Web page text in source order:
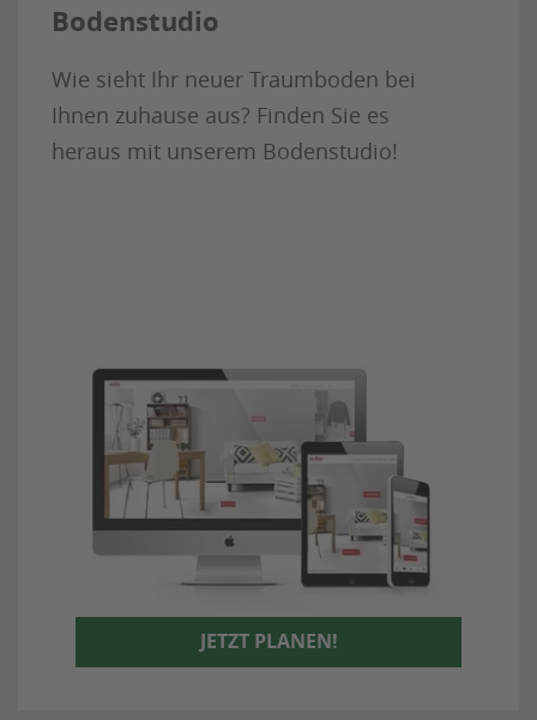
Bodenstudio
Wie sieht Ihr neuer Traumboden bei
Ihnen zuhause aus? Finden Sie es
heraus mit unserem Bodenstudio!
JETZT PLANEN!